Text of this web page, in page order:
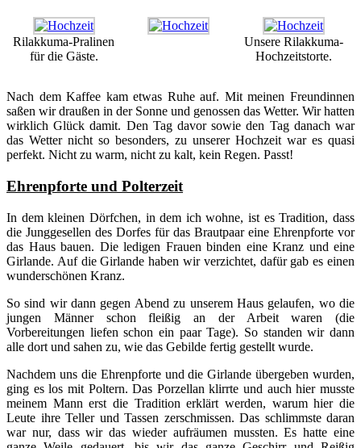
Rilakkuma-Pralinen
für die Gäste.
Unsere Rilakkuma-
Hochzeitstorte.
Nach dem Kaffee kam etwas Ruhe auf. Mit meinen Freundinnen
saßen wir draußen in der Sonne und genossen das Wetter. Wir hatten
wirklich Glück damit. Den Tag davor sowie den Tag danach war
das Wetter nicht so besonders, zu unserer Hochzeit war es quasi
perfekt. Nicht zu warm, nicht zu kalt, kein Regen. Passt!
Ehrenpforte und Polterzeit
In dem kleinen Dörfchen, in dem ich wohne, ist es Tradition, dass
die Junggesellen des Dorfes für das Brautpaar eine Ehrenpforte vor
das Haus bauen. Die ledigen Frauen binden eine Kranz und eine
Girlande. Auf die Girlande haben wir verzichtet, dafür gab es einen
wunderschönen Kranz.
So sind wir dann gegen Abend zu unserem Haus gelaufen, wo die
jungen Männer schon fleißig an der Arbeit waren (die
Vorbereitungen liefen schon ein paar Tage). So standen wir dann
alle dort und sahen zu, wie das Gebilde fertig gestellt wurde.
Nachdem uns die Ehrenpforte und die Girlande übergeben wurden,
ging es los mit Poltern. Das Porzellan klirrte und auch hier musste
meinem Mann erst die Tradition erklärt werden, warum hier die
Leute ihre Teller und Tassen zerschmissen. Das schlimmste daran
war nur, dass wir das wieder aufräumen mussten. Es hatte eine